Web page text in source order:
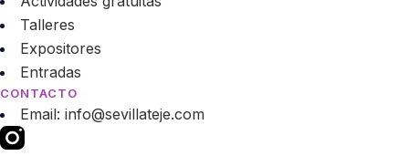
Talleres
Expositores
Entradas
CONTACTO
Email: info@sevillateje.com